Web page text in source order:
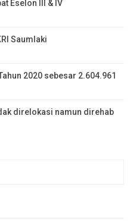
Eselon III & IV
Saumlaki
2020 sebesar 2.604.961
direlokasi namun direhab